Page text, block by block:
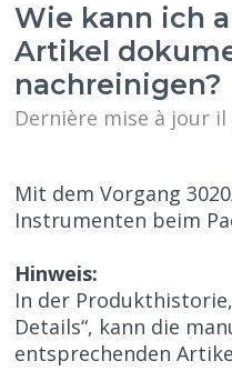
Wie kann ich
Artikel
nachreinigen?
Dernière mise à jour il
Mit dem Vorgang
Instrumenten beim
Hinweis:
In der
Details“, kann die
entsprechenden